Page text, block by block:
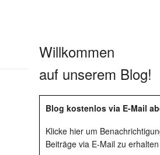
Willkommen
auf unserem Blog!
Blog kostenlos via E-Mail
Klicke hier um
Beiträge via E-Mail zu erhalten